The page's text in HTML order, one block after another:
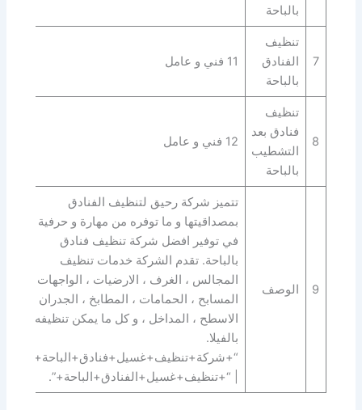
بالباحة
7
تنظيف
الفنادق
بالباحة
11 فني و عامل
8
تنظيف
فنادق بعد
التشطيب
بالباحة
12 فني و عامل
9 الوصف
تتميز شركة رحيق لتنظيف الفنادق
بمصداقيتها و ما توفره من مهارة و حرفية
في توفير افضل شركة تنظيف فنادق
بالباحة. تقدم الشركة خدمات تنظيف
المجالس ، الغرف ، الارضيات ، الواجهات ،
المسابح ، الحمامات ، المطابخ ، الجدران ،
الاسطح ، المداخل ، و كل ما يمكن تنظيفه
بالفيلا.
“+شركة+تنظيف+غسيل+فنادق+الباحة+”
| “+تنظيف+غسيل+الفنادق+الباحة+”.